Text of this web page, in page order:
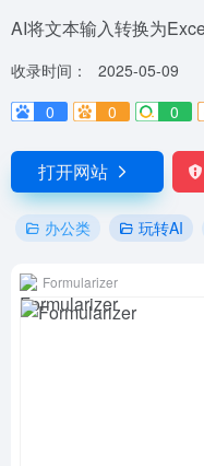
AI将文本输入转换为
收录时间：
2025-05-09
0
0 0
打开网站
办公类 玩转AI
Formularizer